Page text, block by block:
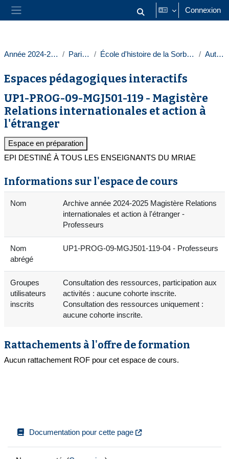
Passer au contenu principal
Panneau latéral Activer/désactiver la saisie
Connexion
Année 2024-2025 Paris 1 École d'histoire de la Sorbonne Autres
Espaces pédagogiques interactifs
UP1-PROG-09-MGJ501-119 - Magistère
Relations internationales et action à
l'étranger
Espace en préparation
EPI DESTINÉ À TOUS LES ENSEIGNANTS DU MRIAE
Informations sur l'espace de cours
Nom
Archive année 2024-2025 Magistère Relations
internationales et action à l'étranger -
Professeurs
Nom
abrégé
UP1-PROG-09-MGJ501-119-04 - Professeurs
Groupes
utilisateurs
inscrits
Consultation des ressources, participation aux
activités : aucune cohorte inscrite.
Consultation des ressources uniquement :
aucune cohorte inscrite.
Rattachements à l'offre de formation
Aucun rattachement ROF pour cet espace de cours.
Documentation pour cette page